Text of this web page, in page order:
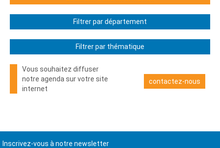
Filtrer par département
Filtrer par thématique
Vous souhaitez diffuser
notre agenda sur votre site
internet
contactez-nous
Inscrivez-vous à notre newsletter